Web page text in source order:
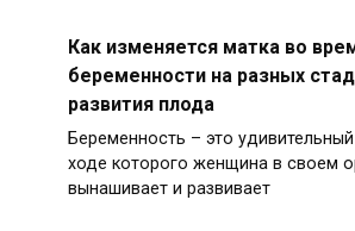
Как изменяется матка во
беременности на разных
развития плода
Беременность – это
ходе которого женщина в своем
вынашивает и развивает